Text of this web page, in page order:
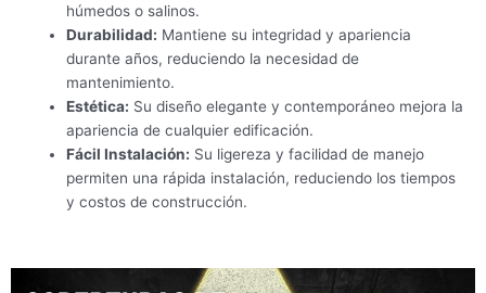
húmedos o salinos.
Durabilidad: Mantiene su integridad y apariencia
durante años, reduciendo la necesidad de
mantenimiento.
Estética: Su diseño elegante y contemporáneo mejora la
apariencia de cualquier edificación.
Fácil Instalación: Su ligereza y facilidad de manejo
permiten una rápida instalación, reduciendo los tiempos
y costos de construcción.